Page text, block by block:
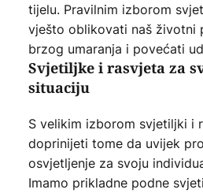
tijelu. Pravilnim izborom
vješto oblikovati naš životni
brzog umaranja i povećati
Svjetiljke i rasvjeta za
situaciju
S velikim izborom svjetiljki i
doprinijeti tome da uvijek
osvjetljenje za svoju
Imamo prikladne podne